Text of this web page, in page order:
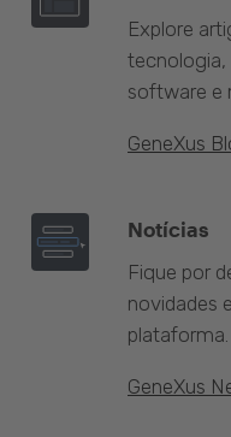
Explore
tecnologia,
software e
GeneXus
Notícias
Fique por
novidades
plataforma.
GeneXus